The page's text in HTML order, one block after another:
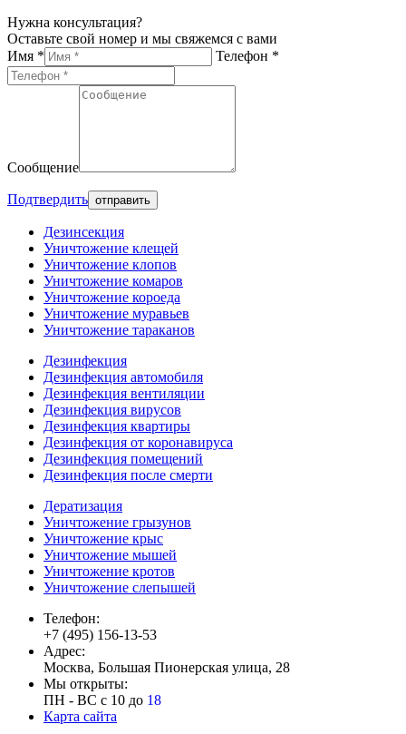
Нужна консультация?
Оставьте свой номер и мы свяжемся с вами
Имя *
Телефон *
Сообщение
Подтвердить
Дезинсекция
Уничтожение клещей
Уничтожение клопов
Уничтожение комаров
Уничтожение короеда
Уничтожение муравьев
Уничтожение тараканов
Дезинфекция
Дезинфекция автомобиля
Дезинфекция вентиляции
Дезинфекция вирусов
Дезинфекция квартиры
Дезинфекция от коронавируса
Дезинфекция помещений
Дезинфекция после смерти
Дератизация
Уничтожение грызунов
Уничтожение крыс
Уничтожение мышей
Уничтожение кротов
Уничтожение слепышей
Телефон:
+7 (495) 156-13-53
Адрес:
Москва, Большая Пионерская улица, 28
Мы открыты:
ПН - ВС с 10 до 18
Карта сайта